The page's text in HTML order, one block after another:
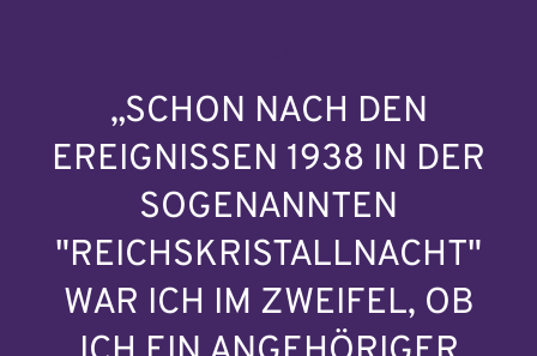
„SCHON NACH DEN
EREIGNISSEN 1938 IN DER
SOGENANNTEN
"REICHSKRISTALLNACHT"
WAR ICH IM ZWEIFEL, OB